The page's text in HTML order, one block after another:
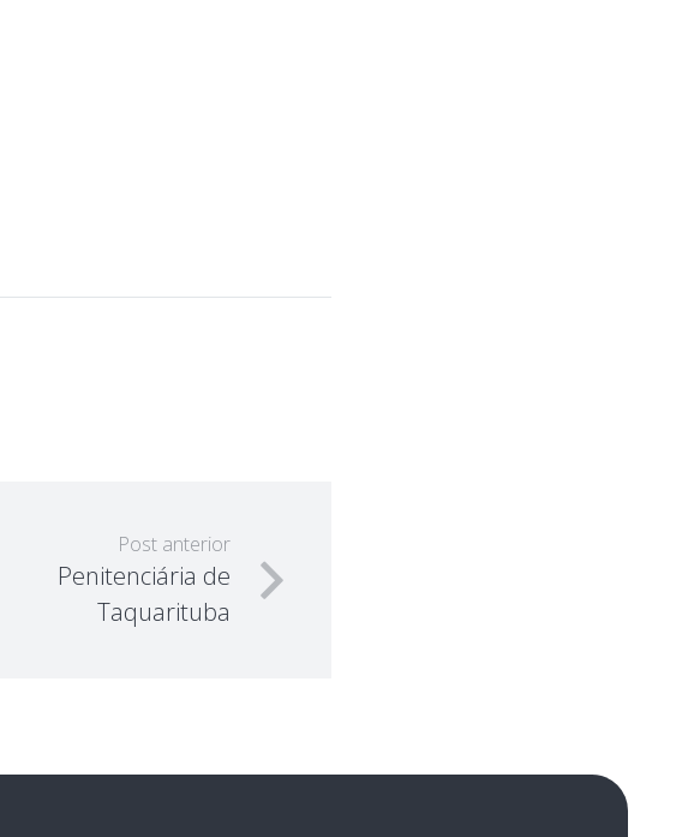
Post anterior
Penitenciária de
Taquarituba